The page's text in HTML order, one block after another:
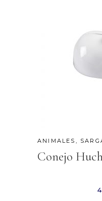
ANIMALES ,
Conejo